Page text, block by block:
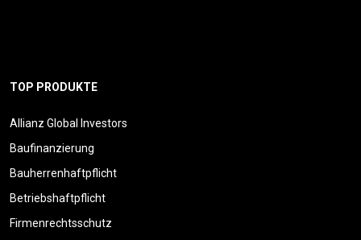
TOP PRODUKTE
Allianz Global Investors
Baufinanzierung
Bauherrenhaftpflicht
Betriebshaftpflicht
Firmenrechtsschutz